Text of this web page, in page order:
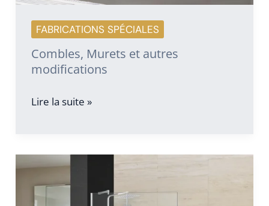
FABRICATIONS SPÉCIALES
Combles, Murets et autres
modifications
Combles,
autres
Lire la suite »